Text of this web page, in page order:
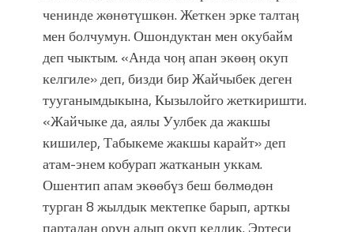
ченинде жөнөтүшкөн. Жеткен эрке талтаӊ
мен болчумун. Ошондуктан мен окубайм
деп чыктым. «Анда чоӊ апан экөөӊ окуп
келгиле» деп, бизди бир Жайчыбек деген
тууганымдыкына, Кызылойго жеткиришти.
«Жайчыке да, аялы Уулбек да жакшы
кишилер, Табыкеме жакшы карайт» деп
атам-энем кобурап жатканын уккам.
Ошентип апам экөөбүз беш бөлмөдөн
турган 8 жылдык мектепке барып, арткы
партадан орун алып окуп келдик. Эртеси